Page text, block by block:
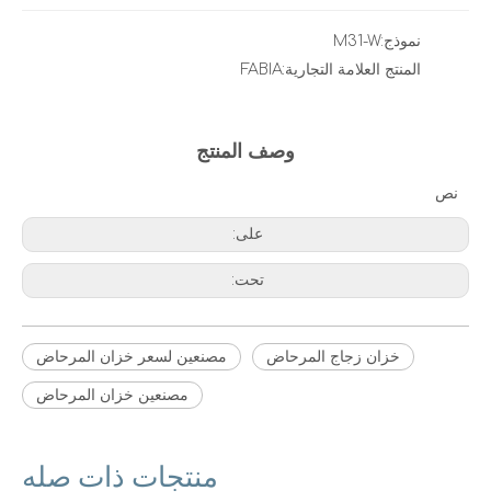
نموذج:M31-W
المنتج العلامة التجارية:FABIA
وصف المنتج
نص
على:
تحت:
مصنعين لسعر خزان المرحاض خزان زجاج المرحاض
مصنعين خزان المرحاض
منتجات ذات صله